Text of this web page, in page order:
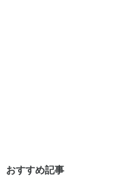
おすすめ記事